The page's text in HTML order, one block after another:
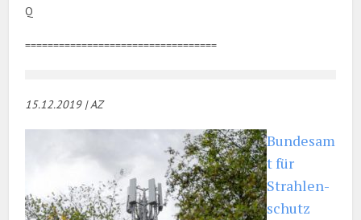
Q
==================================
15.12.2019 | AZ
Bundesam
t für
Strahlen­
schutz